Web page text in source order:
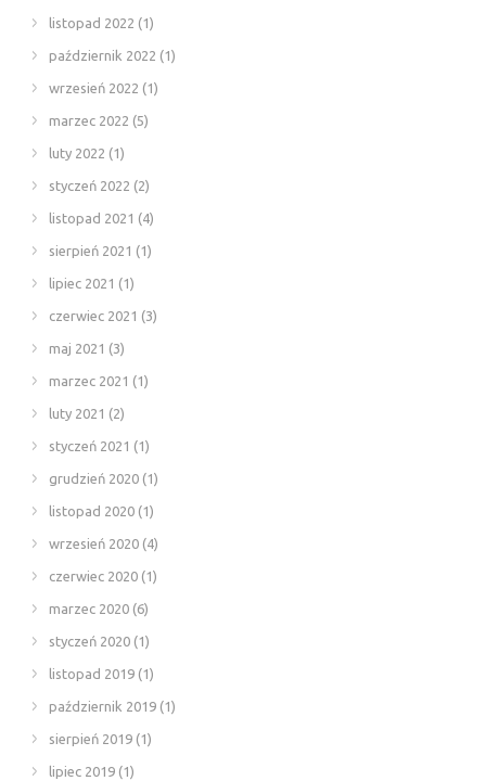
listopad 2022 (1)
październik 2022 (1)
wrzesień 2022 (1)
marzec 2022 (5)
luty 2022 (1)
styczeń 2022 (2)
listopad 2021 (4)
sierpień 2021 (1)
lipiec 2021 (1)
czerwiec 2021 (3)
maj 2021 (3)
marzec 2021 (1)
luty 2021 (2)
styczeń 2021 (1)
grudzień 2020 (1)
listopad 2020 (1)
wrzesień 2020 (4)
czerwiec 2020 (1)
marzec 2020 (6)
styczeń 2020 (1)
listopad 2019 (1)
październik 2019 (1)
sierpień 2019 (1)
lipiec 2019 (1)